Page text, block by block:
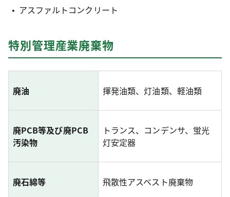
アスファルトコンクリート
特別管理産業廃棄物
廃油 揮発油類、灯油類、軽油類
廃PCB等及び廃PCB
汚染物
トランス、コンデンサ、蛍光
灯安定器
廃石綿等 飛散性アスベスト廃棄物